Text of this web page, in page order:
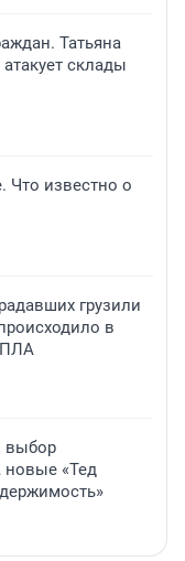
Татьяна
склады
Что известно о
грузили
в
выбор
новые «Тед